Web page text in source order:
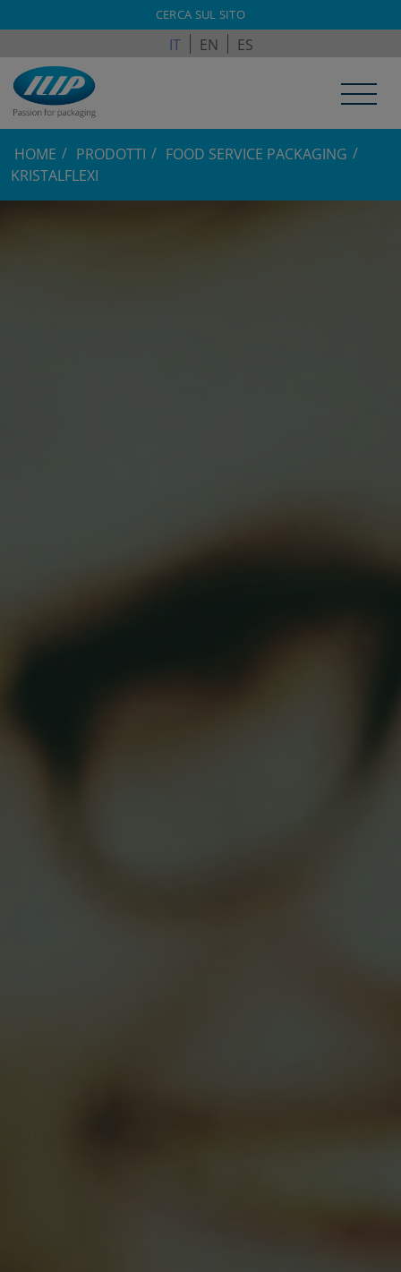
IT EN ES
CERCA SUL SITO
HOME PRODOTTI
FOOD SERVICE PACKAGING
KRISTALFLEXI